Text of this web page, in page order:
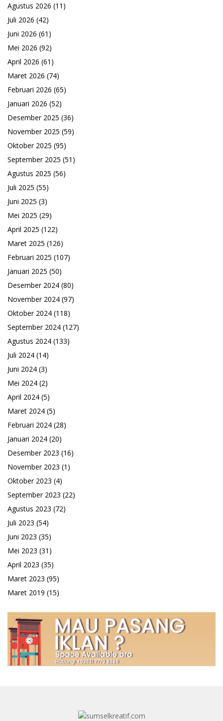
Agustus 2026 (11)
Juli 2026 (42)
Juni 2026 (61)
Mei 2026 (92)
April 2026 (61)
Maret 2026 (74)
Februari 2026 (65)
Januari 2026 (52)
Desember 2025 (36)
November 2025 (59)
Oktober 2025 (95)
September 2025 (51)
Agustus 2025 (56)
Juli 2025 (55)
Juni 2025 (3)
Mei 2025 (29)
April 2025 (122)
Maret 2025 (126)
Februari 2025 (107)
Januari 2025 (50)
Desember 2024 (80)
November 2024 (97)
Oktober 2024 (118)
September 2024 (127)
Agustus 2024 (133)
Juli 2024 (14)
Juni 2024 (3)
Mei 2024 (2)
April 2024 (5)
Maret 2024 (5)
Februari 2024 (28)
Januari 2024 (20)
Desember 2023 (16)
November 2023 (1)
Oktober 2023 (4)
September 2023 (22)
Agustus 2023 (72)
Juli 2023 (54)
Juni 2023 (35)
Mei 2023 (31)
April 2023 (35)
Maret 2023 (95)
Maret 2019 (15)